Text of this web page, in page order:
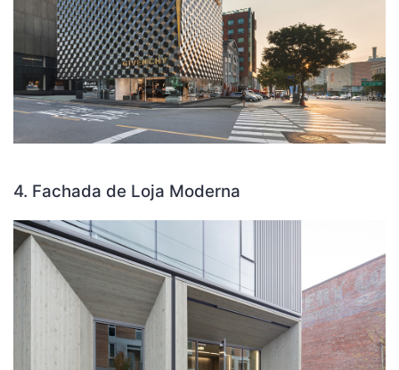
4. Fachada de Loja Moderna